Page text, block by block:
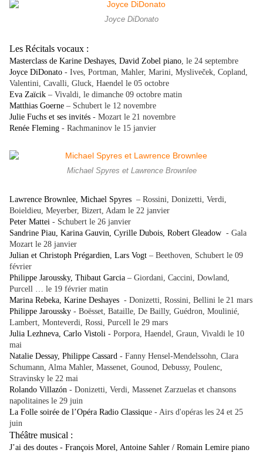
Joyce DiDonato
Les Récitals vocaux :
Masterclass de Karine Deshayes, David Zobel piano, le 24 septembre
Joyce DiDonato - Ives, Portman, Mahler, Marini, Mysliveček, Copland,
Valentini, Cavalli, Gluck, Haendel le 05 octobre
Eva Zaïcik – Vivaldi, le dimanche 09 octobre matin
Matthias Goerne – Schubert le 12 novembre
Julie Fuchs et ses invités - Mozart le 21 novembre
Renée Fleming - Rachmaninov le 15 janvier
Michael Spyres et Lawrence Brownlee
Lawrence Brownlee, Michael Spyres – Rossini, Donizetti, Verdi,
Boieldieu, Meyerber, Bizert, Adam le 22 janvier
Peter Mattei - Schubert le 26 janvier
Sandrine Piau, Karina Gauvin, Cyrille Dubois, Robert Gleadow - Gala
Mozart le 28 janvier
Julian et Christoph Prégardien, Lars Vogt – Beethoven, Schubert le 09
février
Philippe Jaroussky, Thibaut Garcia – Giordani, Caccini, Dowland,
Purcell … le 19 février matin
Marina Rebeka, Karine Deshayes - Donizetti, Rossini, Bellini le 21 mars
Philippe Jaroussky - Boësset, Bataille, De Bailly, Guédron, Moulinié,
Lambert, Monteverdi, Rossi, Purcell le 29 mars
Julia Lezhneva, Carlo Vistoli - Porpora, Haendel, Graun, Vivaldi le 10
mai
Natalie Dessay, Philippe Cassard - Fanny Hensel-Mendelssohn, Clara
Schumann, Alma Mahler, Massenet, Gounod, Debussy, Poulenc,
Stravinsky le 22 mai
Rolando Villazón - Donizetti, Verdi, Massenet Zarzuelas et chansons
napolitaines le 29 juin
La Folle soirée de l’Opéra Radio Classique - Airs d'opéras les 24 et 25
juin
Théâtre musical :
J’ai des doutes - François Morel, Antoine Sahler / Romain Lemire piano